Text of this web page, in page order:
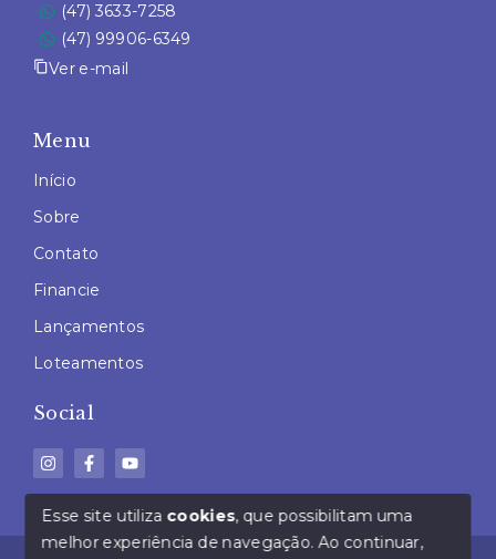
(47) 3633-7258
(47) 99906-6349
Ver e-mail
Menu
Início
Sobre
Contato
Financie
Lançamentos
Loteamentos
Social
Esse site utiliza cookies, que possibilitam uma
melhor experiência de navegação.Ao continuar,